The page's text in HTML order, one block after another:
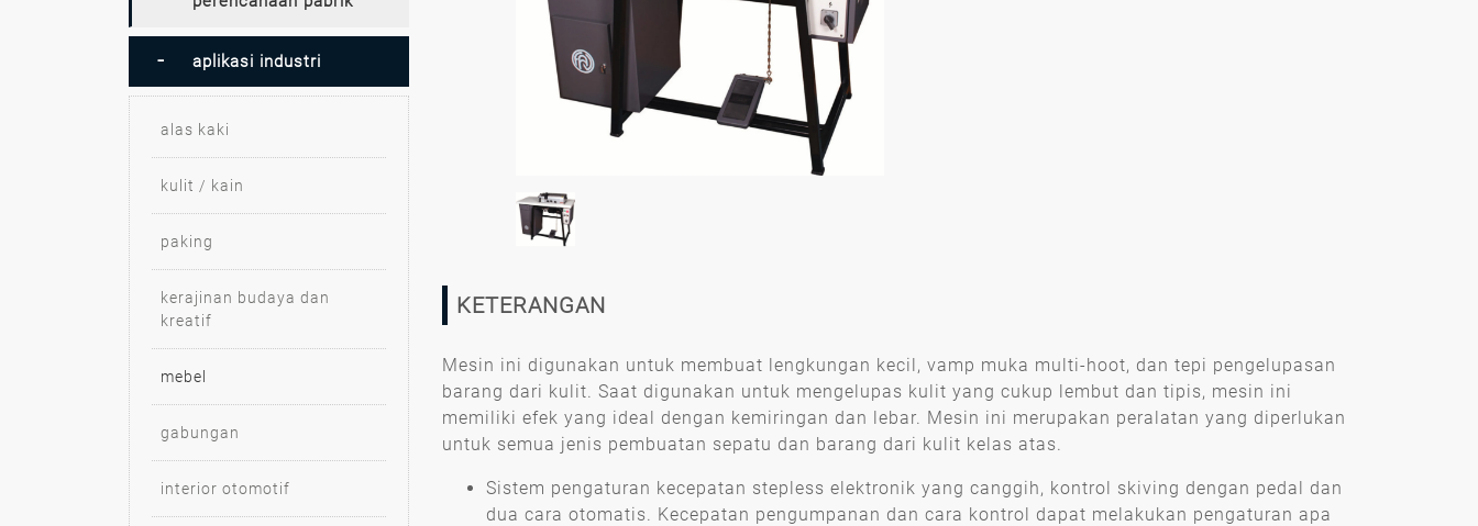
aplikasi industri
alas kaki
kulit / kain
paking
kerajinan budaya dan
kreatif
mebel
gabungan
interior otomotif
KETERANGAN
Mesin ini digunakan untuk membuat lengkungan kecil, vamp muka multi-hoot, dan tepi pengelupasan
barang dari kulit. Saat digunakan untuk mengelupas kulit yang cukup lembut dan tipis, mesin ini
memiliki efek yang ideal dengan kemiringan dan lebar. Mesin ini merupakan peralatan yang diperlukan
untuk semua jenis pembuatan sepatu dan barang dari kulit kelas atas.
Sistem pengaturan kecepatan stepless elektronik yang canggih, kontrol skiving dengan pedal dan
dua cara otomatis. Kecepatan pengumpanan dan cara kontrol dapat melakukan pengaturan apa